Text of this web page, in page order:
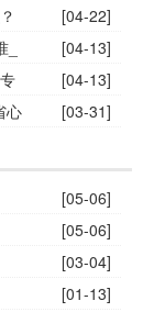
[04-22]
[04-13]
[04-13]
心
[03-31]
[05-06]
[05-06]
[03-04]
[01-13]